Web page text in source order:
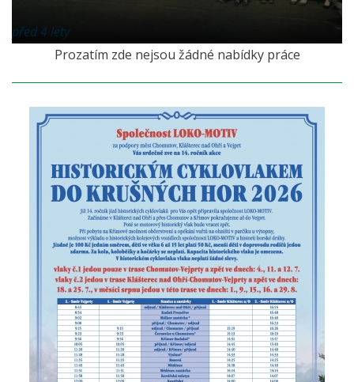
před 4 lety
Prozatím zde nejsou žádné nabídky práce